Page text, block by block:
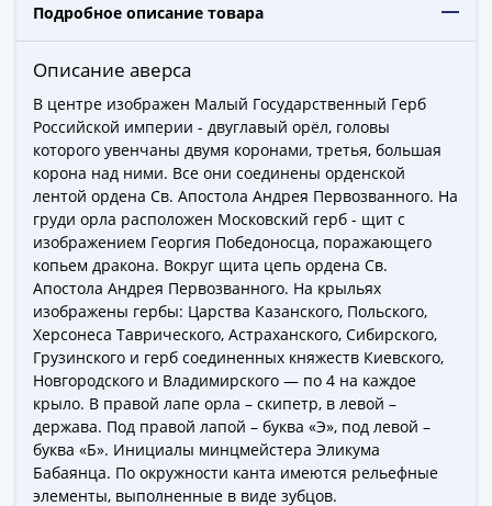
Города-
столицы
Европы
Наборы
коллекции
Монеты
СССР
РСФСР
РСФСР
СССР
(1921-
1958)
СССР
ГКЧП
(1961
Подробное описание товара
Описание аверса
В центре изображен Малый Государственный Герб
Российской империи - двуглавый орёл, головы
которого увенчаны двумя коронами, третья, большая
корона над ними. Все они соединены орденской
лентой ордена Св. Апостола Андрея Первозванного. На
груди орла расположен Московский герб - щит с
изображением Георгия Победоносца, поражающего
копьем дракона. Вокруг щита цепь ордена Св.
Апостола Андрея Первозванного. На крыльях
изображены гербы: Царства Казанского, Польского,
Херсонеса Таврического, Астраханского, Сибирского,
Грузинского и герб соединенных княжеств Киевского,
Новгородского и Владимирского — по 4 на каждое
крыло. В правой лапе орла – скипетр, в левой –
держава. Под правой лапой – буква «Э», под левой –
буква «Б». Инициалы минцмейстера Эликума
Бабаянца. По окружности канта имеются рельефные
элементы, выполненные в виде зубцов.